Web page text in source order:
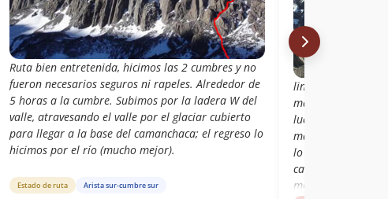
Ruta bien entretenida, hicimos las 2 cumbres y no
fueron necesarios seguros ni rapeles. Alrededor de
5 horas a la cumbre. Subimos por la ladera W del
valle, atravesando el valle por el glaciar cubierto
para llegar a la base del camanchaca; el regreso lo
hicimos por el río (mucho mejor).
Estado de ruta Arista sur-cumbre sur
lindo ascenso,
mantuvimos mas
luego por acarreo
mas nieve de lo
lo cual nos hizo
canaleta por
mayoría del